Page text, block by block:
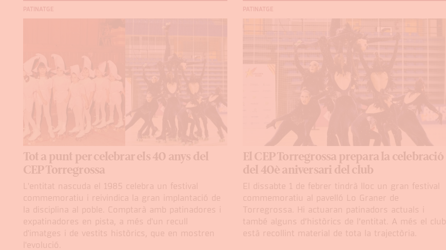
PATINATGE
Tot a punt per celebrar els 40 anys del
CEP Torregrossa
L'entitat nascuda el 1985 celebra un festival
commemoratiu i reivindica la gran implantació de
la disciplina al poble. Comptarà amb patinadores i
expatinadores en pista, a més d'un recull
d'imatges i de vestits històrics, que en mostren
l'evolució.
PATINATGE
El CEP Torregrossa prepara la celebració
del 40è aniversari del club
El dissabte 1 de febrer tindrà lloc un gran festival
commemoratiu al pavelló Lo Graner de
Torregrossa. Hi actuaran patinadors actuals i
també alguns d’històrics de l’entitat. A més el club
està recollint material de tota la trajectòria.